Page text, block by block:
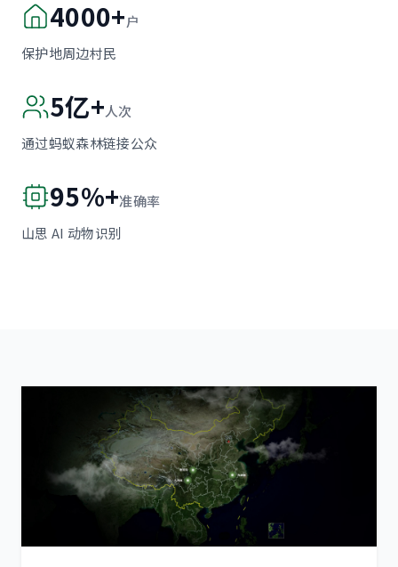
4000+户
保护地周边村民
5亿+人次
通过蚂蚁森林链接公众
95%+准确率
山思 AI 动物识别